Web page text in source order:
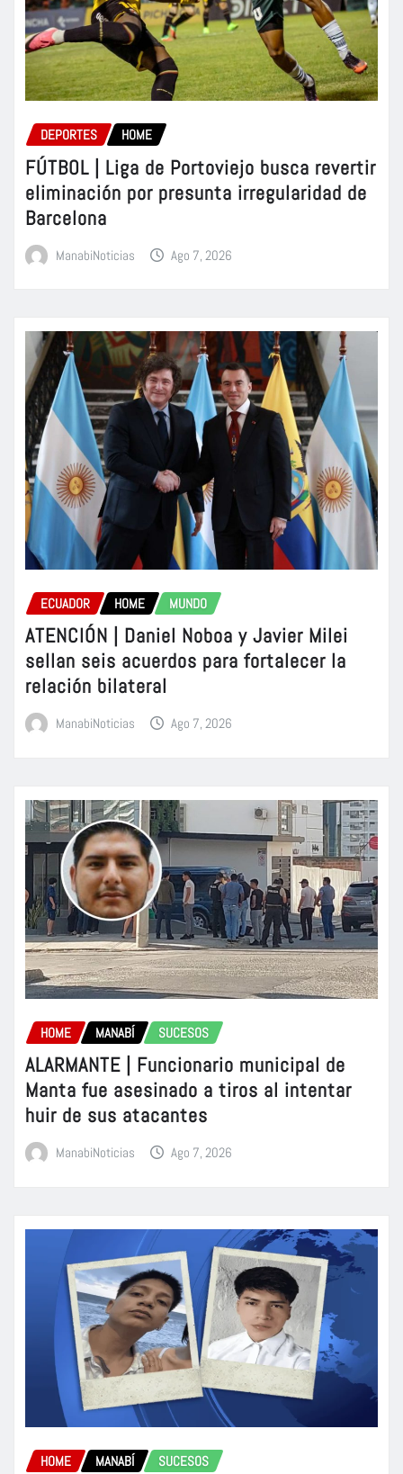
DEPORTES HOME
FÚTBOL | Liga de Portoviejo busca revertir
eliminación por presunta irregularidad de
Barcelona
ManabiNoticias Ago 7, 2026
ECUADOR HOME MUNDO
ATENCIÓN | Daniel Noboa y Javier Milei
sellan seis acuerdos para fortalecer la
relación bilateral
ManabiNoticias Ago 7, 2026
HOME MANABÍ SUCESOS
ALARMANTE | Funcionario municipal de
Manta fue asesinado a tiros al intentar
huir de sus atacantes
ManabiNoticias Ago 7, 2026
HOME MANABÍ SUCESOS